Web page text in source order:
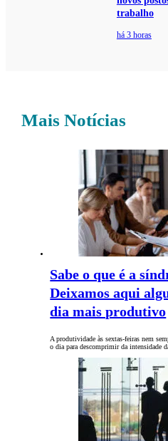
trabalho
há 3 horas
Mais Notícias
Sabe o que é a
Deixamos aqui
dia mais produtivo
A produtividade às sextas-feiras nem
o dia para descomprimir da intensidade